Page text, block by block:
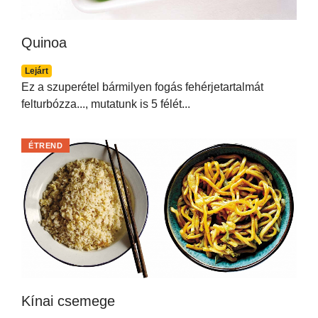
Quinoa
Lejárt
Ez a szuperétel bármilyen fogás fehérjetartalmát
felturbózza..., mutatunk is 5 félét...
Kínai csemege
ÉTREND